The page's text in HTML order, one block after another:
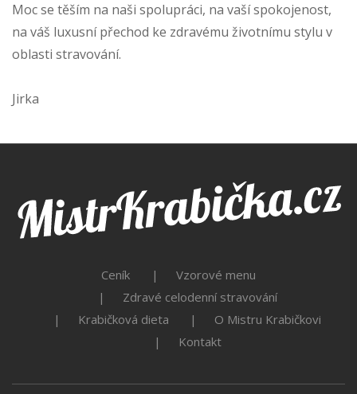
Moc se těším na naši spolupráci, na vaší spokojenost,
na váš luxusní přechod ke zdravému životnímu stylu v
oblasti stravování.
Jirka
Ceník
Vzorové menu
Zdravé celodenní stravování
Krabičková dieta
O Mistru Krabičkovi
Kontakt